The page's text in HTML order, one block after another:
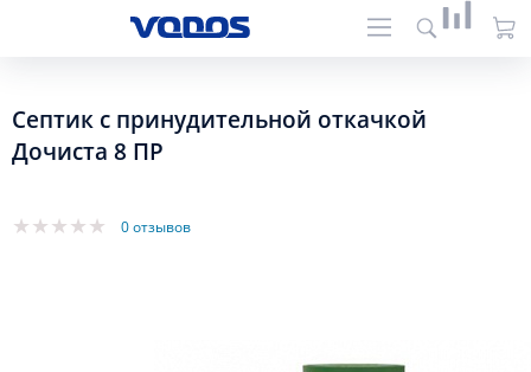
Септик с принудительной откачкой
Дочиста 8 ПР
0 отзывов